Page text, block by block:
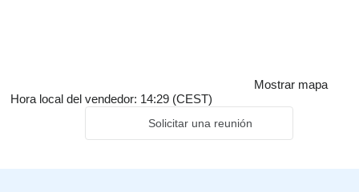
Mostrar mapa
Hora local del vendedor: 14:29 (CEST)
Solicitar una reunión